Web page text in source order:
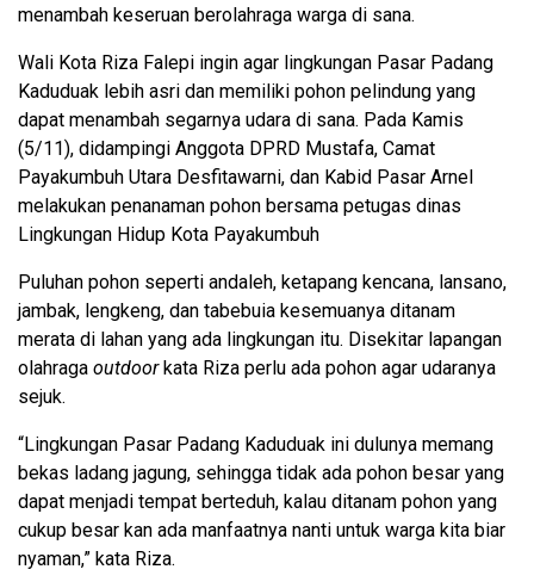
menambah keseruan berolahraga warga di sana.
Wali Kota Riza Falepi ingin agar lingkungan Pasar Padang
Kaduduak lebih asri dan memiliki pohon pelindung yang
dapat menambah segarnya udara di sana. Pada Kamis
(5/11), didampingi Anggota DPRD Mustafa, Camat
Payakumbuh Utara Desfitawarni, dan Kabid Pasar Arnel
melakukan penanaman pohon bersama petugas dinas
Lingkungan Hidup Kota Payakumbuh
Puluhan pohon seperti andaleh, ketapang kencana, lansano,
jambak, lengkeng, dan tabebuia kesemuanya ditanam
merata di lahan yang ada lingkungan itu. Disekitar lapangan
olahraga outdoorkata Riza perlu ada pohon agar udaranya
sejuk.
“Lingkungan Pasar Padang Kaduduak ini dulunya memang
bekas ladang jagung, sehingga tidak ada pohon besar yang
dapat menjadi tempat berteduh, kalau ditanam pohon yang
cukup besar kan ada manfaatnya nanti untuk warga kita biar
nyaman,” kata Riza.